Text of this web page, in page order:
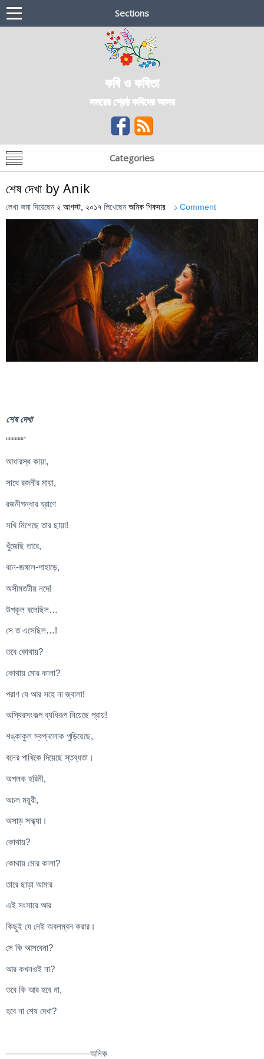
Sections
কবি ও কবিতা
সময়ের শ্রেষ্ঠ কবিদের আসর
Categories
শেষ দেখা by Anik
লেখা জমা দিয়েছেন ২ আগস্ট, ২০১৭ লিখেছেন অনিক শিকদার ১ Comment
শেষ দেখা
““““““`
আধারস্থ কায়া,
সাথে রজনীর মায়া,
রজনীগন্ধার ঘ্রাণে
সখি মিশেছে তার ছায়া!
খুঁজেছি তারে,
বনে-জঙ্গলে-পাহাড়ে,
অসীমতটীয় নদে!
উপকূল বলেছিল…
সে ত এসেছিল…!
তবে কোথায়?
কোথায় মোর কালা?
পরাণ যে আর সহে না জ্বালা!
অস্থিরসংকল্প ব্যধিরূপ নিয়েছে প্রায়!
শঙ্কাকুল স্বপ্নলোক পুড়িয়েছে,
বনের পাখিকে দিয়েছে স্তব্ধতা।
অপলক হরিনী,
অচল ময়ূরী,
অসাড় সন্ধ্যা।
কোথায়?
কোথায় মোর কালা?
তারে ছাড়া আমার
এই সংসারে আর
কিছুই যে নেই অবলম্বন করার।
সে কি আসবেনা?
আর কখনওই না?
তবে কি আর হবে না,
হবে না শেষ দেখা?
—————————–অনিক